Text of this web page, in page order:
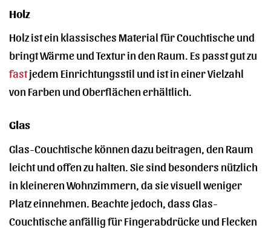
Holz
Holz ist ein klassisches Material für Couchtische und
bringt Wärme und Textur in den Raum. Es passt gut zu
fastjedem Einrichtungsstil und ist in einer Vielzahl
von Farben und Oberflächen erhältlich.
Glas
Glas-Couchtische können dazu beitragen, den Raum
leicht und offen zu halten. Sie sind besonders nützlich
in kleineren Wohnzimmern, da sie visuell weniger
Platz einnehmen. Beachte jedoch, dass Glas-
Couchtische anfällig für Fingerabdrücke und Flecken